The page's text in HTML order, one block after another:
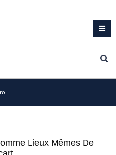
Lieux Mêmes De